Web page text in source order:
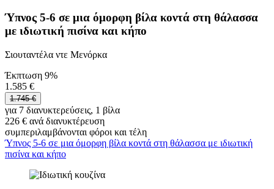
Ύπνος 5-6 σε μια όμορφη βίλα κοντά στη θάλασσα
με ιδιωτική πισίνα και κήπο
Σιουταντέλα ντε Μενόρκα
Έκπτωση 9%
1.585 €
1.745 €
για 7 διανυκτερεύσεις, 1 βίλα
226 € ανά διανυκτέρευση
συμπεριλαμβάνονται φόροι και τέλη
Ύπνος 5-6 σε μια όμορφη βίλα κοντά στη θάλασσα με ιδιωτική
πισίνα και κήπο